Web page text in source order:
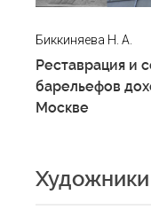
Биккиняева Н. А.
Реставрация и
барельефов
Москве
Художники